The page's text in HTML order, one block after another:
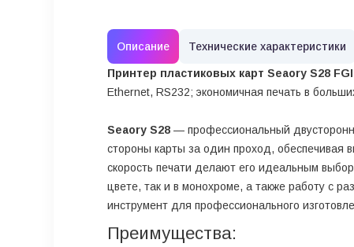
Описание Технические характеристики
Принтер пластиковых карт Seaory S28
Ethernet, RS232; экономичная печать в
Seaory S28 — профессиональный
стороны карты за один проход, обеспечивая
скорость печати делают его идеальным
цвете, так и в монохроме, а также работу с
инструмент для профессионального
Преимущества: